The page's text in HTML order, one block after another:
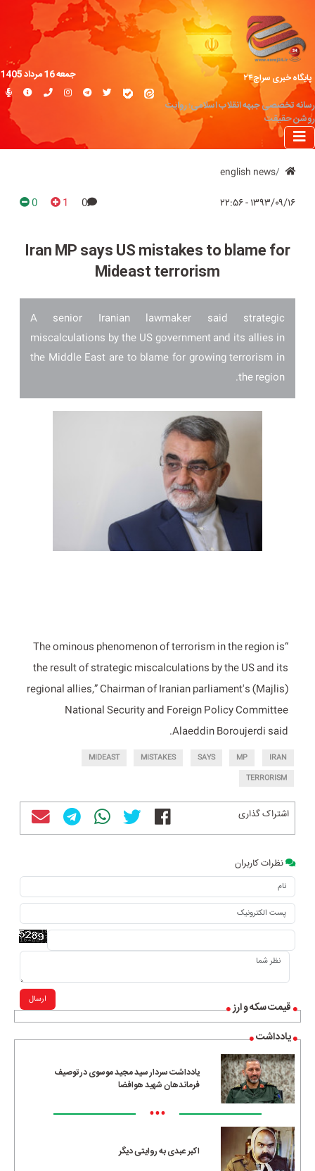
پایگاه خبری سراج۲۴
رسانه تخصصی جبهه انقلاب اسلامی؛ روایت
روشن حقیقت
جمعه 16 مرداد 1405
قیمت سکه و ارز
یادداشت
یادداشت سردار سید مجید موسوی در توصیف
فرماندهان شهید هوافضا
•••
اکبر عبدی به روایتی دیگر
english news
۱۳۹۳/۰۹/۱۶ - ۲۲:۵۶ 0
1
0
Iran MP says US mistakes to blame for
Mideast terrorism
A senior Iranian lawmaker said strategic
miscalculations by the US government and its allies in
the Middle East are to blame for growing terrorism in
the region.
“The ominous phenomenon of terrorism in the region is
the result of strategic miscalculations by the US and its
regional allies,” Chairman of Iranian parliament's (Majlis)
National Security and Foreign Policy Committee
Alaeddin Boroujerdi said.
IRAN
MP
SAYS
MISTAKES
MIDEAST
TERRORISM
اشتراک گذاری
نظرات کاربران
ارسال